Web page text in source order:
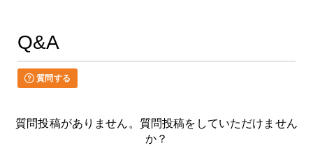
Q&A
質問する
質問投稿がありません。質問投稿をしていただけません
か？